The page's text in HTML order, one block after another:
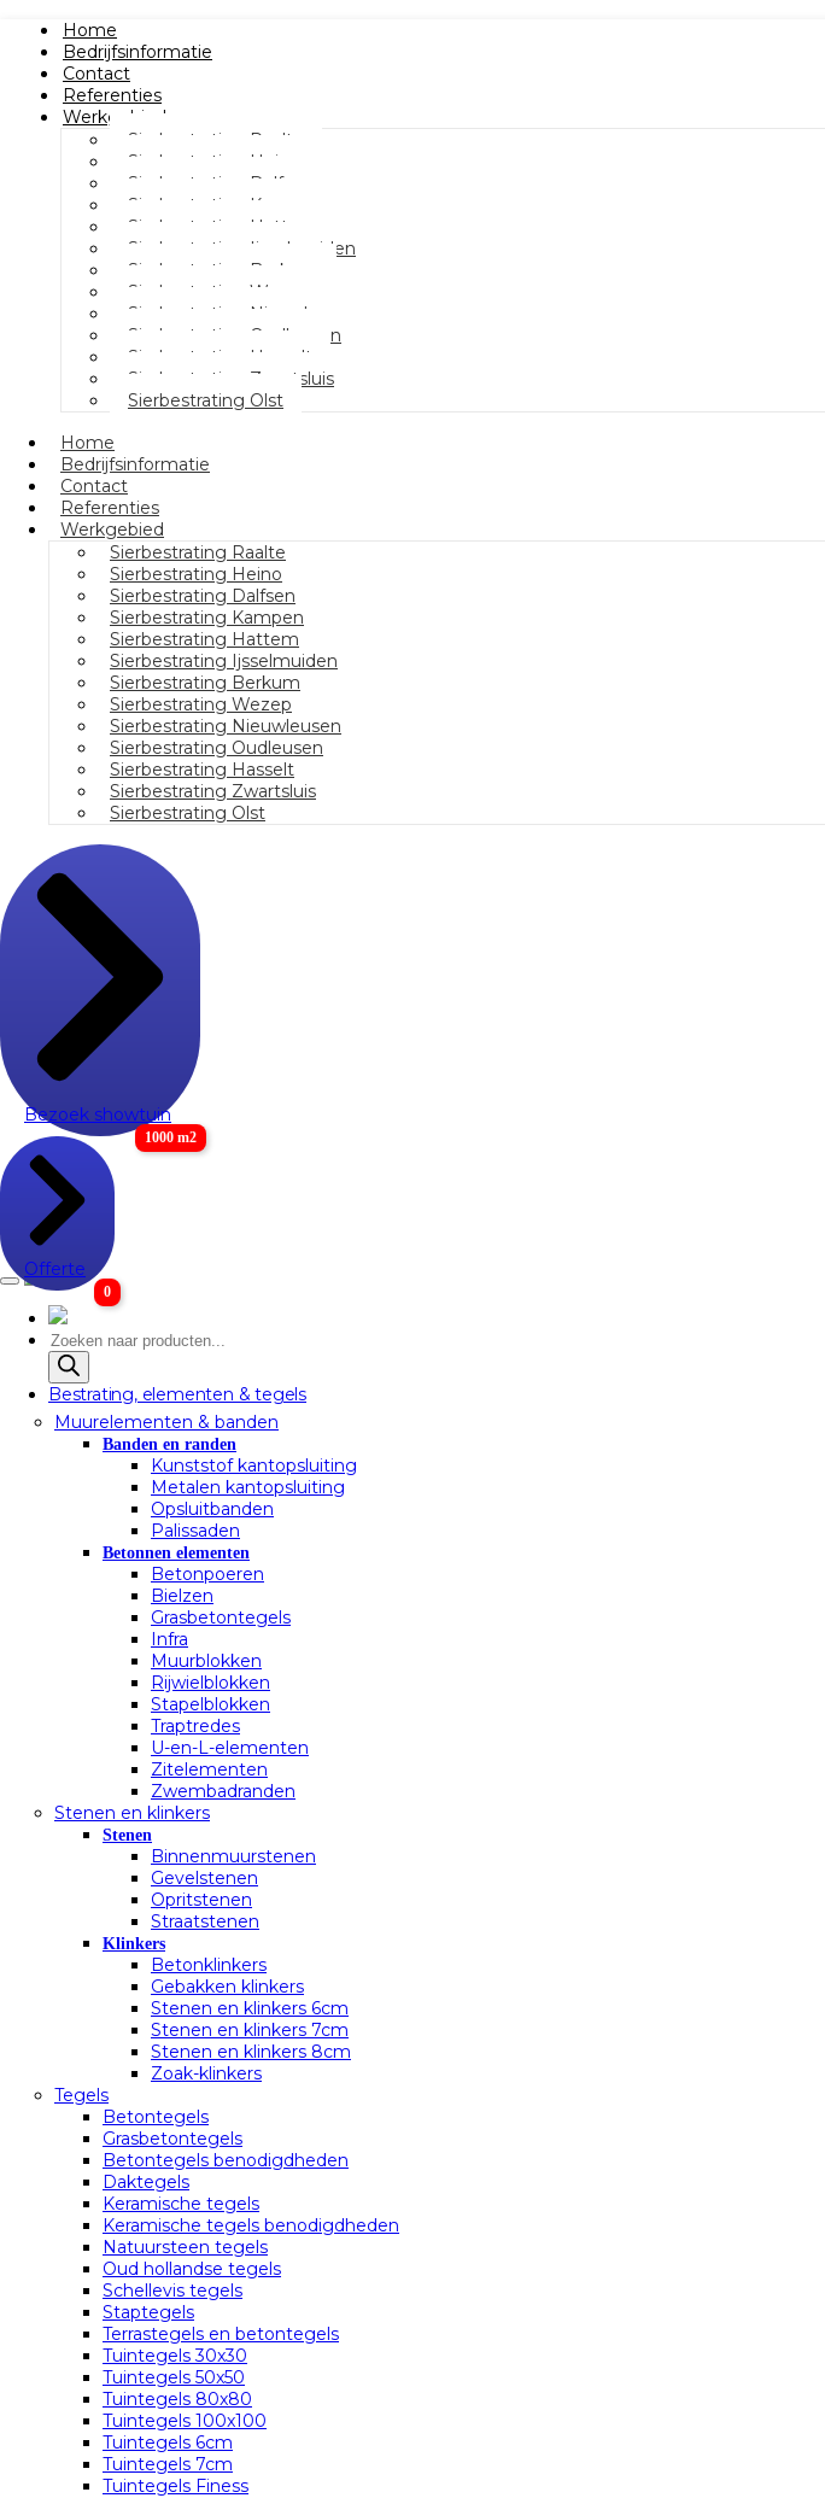
Home
Bedrijfsinformatie
Contact
Referenties
Werkgebied
Sierbestrating Raalte
Sierbestrating Heino
Sierbestrating Dalfsen
Sierbestrating Kampen
Sierbestrating Hattem
Sierbestrating Ijsselmuiden
Sierbestrating Berkum
Sierbestrating Wezep
Sierbestrating Nieuwleusen
Sierbestrating Oudleusen
Sierbestrating Hasselt
Sierbestrating Zwartsluis
Sierbestrating Olst
Home
Bedrijfsinformatie
Contact
Referenties
Werkgebied
Sierbestrating Raalte
Sierbestrating Heino
Sierbestrating Dalfsen
Sierbestrating Kampen
Sierbestrating Hattem
Sierbestrating Ijsselmuiden
Sierbestrating Berkum
Sierbestrating Wezep
Sierbestrating Nieuwleusen
Sierbestrating Oudleusen
Sierbestrating Hasselt
Sierbestrating Zwartsluis
Sierbestrating Olst
Bezoek showtuin
1000 m2
Offerte
0
Producten
zoeken
Bestrating, elementen & tegels
Muurelementen & banden
Banden en randen
Kunststof kantopsluiting
Metalen kantopsluiting
Opsluitbanden
Palissaden
Betonnen elementen
Betonpoeren
Bielzen
Grasbetontegels
Infra
Muurblokken
Rijwielblokken
Stapelblokken
Traptredes
U-en-L-elementen
Zitelementen
Zwembadranden
Stenen en klinkers
Stenen
Binnenmuurstenen
Gevelstenen
Opritstenen
Straatstenen
Klinkers
Betonklinkers
Gebakken klinkers
Stenen en klinkers 6cm
Stenen en klinkers 7cm
Stenen en klinkers 8cm
Zoak-klinkers
Tegels
Betontegels
Grasbetontegels
Betontegels benodigdheden
Daktegels
Keramische tegels
Keramische tegels benodigdheden
Natuursteen tegels
Oud hollandse tegels
Schellevis tegels
Staptegels
Terrastegels en betontegels
Tuintegels 30x30
Tuintegels 50x50
Tuintegels 80x80
Tuintegels 100x100
Tuintegels 6cm
Tuintegels 7cm
Tuintegels Finess